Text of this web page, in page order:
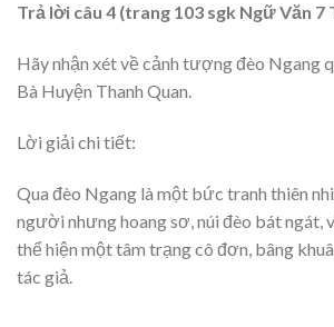
Trả lời câu 4 (trang 103 sgk Ngữ Văn 7
Hãy nhận xét về cảnh tượng đèo Ngang
Bà Huyện Thanh Quan.
Lời giải chi tiết:
Qua đèo Ngang là một bức tranh thiên
người nhưng hoang sơ, núi đèo bát ngát,
thể hiện một tâm trạng cô đơn, bâng
tác giả.